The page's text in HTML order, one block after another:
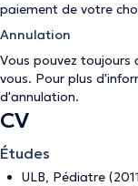
paiement de votre
Annulation
Vous pouvez toujours
vous. Pour plus
d'annulation.
CV
Études
ULB, Pédiatre